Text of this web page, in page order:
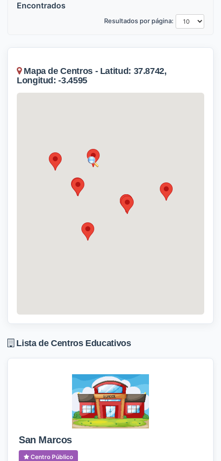
Encontrados
Resultados por página:
Mapa de Centros - Latitud: 37.8742,
Longitud: -3.4595
Lista de Centros Educativos
San Marcos
Centro Público